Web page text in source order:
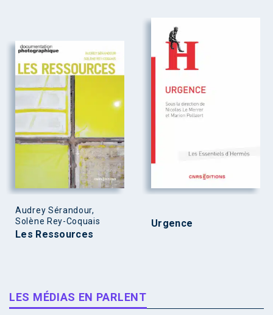
Audrey Sérandour,
Solène Rey-Coquais
Les Ressources
Urgence
LES MÉDIAS EN PARLENT